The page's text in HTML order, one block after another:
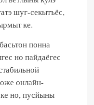
шуг-секытъёс,
ке.
понна
но пайдаёгес
онлайн-
но, пусйыны